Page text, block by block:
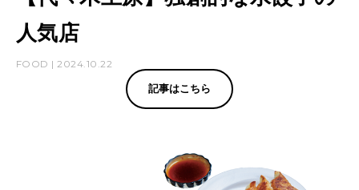
人気店
FOOD | 2024.10.22
記事はこちら